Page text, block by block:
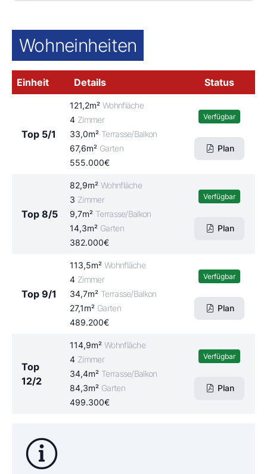
Wohneinheiten
Einheit Details Status
Top 5/1
121,2m² Wohnfläche
4 Zimmer
33,0m² Terrasse/Balkon
67,6m² Garten
555.000€
Verfügbar
Plan
Top 8/5
82,9m² Wohnfläche
3 Zimmer
9,7m² Terrasse/Balkon
14,3m² Garten
382.000€
Verfügbar
Plan
Top 9/1
113,5m² Wohnfläche
4 Zimmer
34,7m² Terrasse/Balkon
27,1m² Garten
489.200€
Verfügbar
Plan
Top
12/2
114,9m² Wohnfläche
4 Zimmer
34,4m² Terrasse/Balkon
84,3m² Garten
499.300€
Verfügbar
Plan